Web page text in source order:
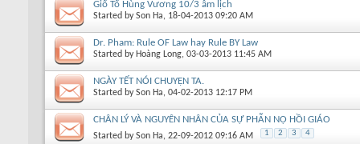
Giổ Tổ Hùng Vương 10/3 âm lịch
Started bySon Ha, 18-04-2013 09:20 AM
Dr. Pham: Rule OF Law hay Rule BY Law
Started by Hoàng Long, 03-03-2013 11:45 AM
NGÀY TẾT NÓI CHUYỆN TA.
Started bySon Ha, 04-02-2013 12:17 PM
CHÂN LÝ VÀ NGUYÊN NHÂN CỦA SỰ PHẪN NỘ HỒI GIÁO
Started bySon Ha, 22-09-2012 09:16 AM 1 2 3 4